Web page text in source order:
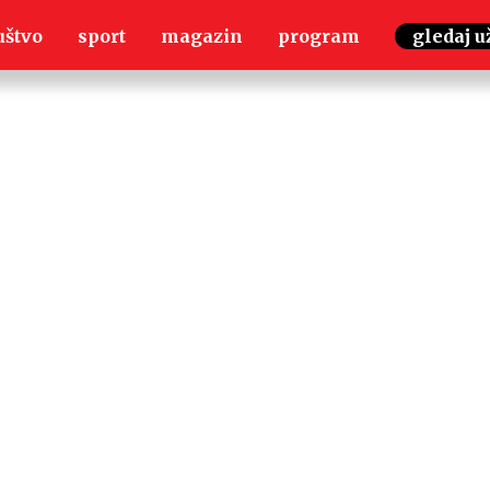
sport magazin program gledaj